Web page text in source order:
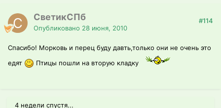
СветикСПб
Опубликовано 28 июня, 2010
#114
Спасибо! Морковь и перец буду давть,только они не очень это
едят
Птицы пошли на вторую кладку
4 недели спустя...